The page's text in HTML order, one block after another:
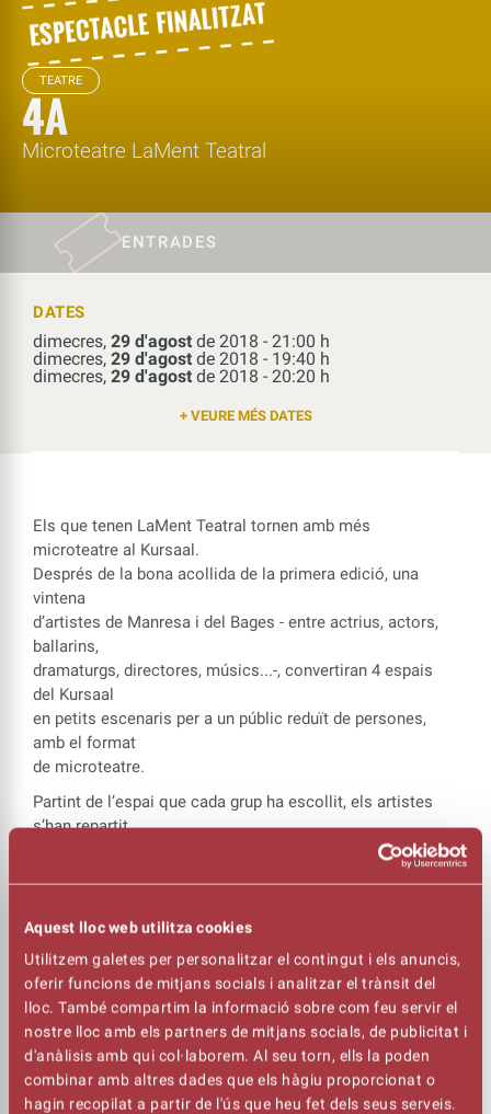
Aquest lloc web utilitza cookies
Utilitzem galetes per personalitzar el contingut i els anuncis,
oferir funcions de mitjans socials i analitzar el trànsit del
lloc. També compartim la informació sobre com feu servir el
nostre lloc amb els partners de mitjans socials, de publicitat i
d'anàlisis amb qui col·laborem. Al seu torn, ells la poden
combinar amb altres dades que els hàgiu proporcionat o
hagin recopilat a partir de l'ús que heu fet dels seus serveis.
TEATRE
4A
Microteatre LaMent Teatral
ENTRADES
DATES
dimecres, 29 d'agost de 2018 - 21:00 h
dimecres, 29 d'agost de 2018 - 19:40 h
dimecres, 29 d'agost de 2018 - 20:20 h
+ VEURE MÉS DATES
Els que tenen LaMent Teatral tornen amb més
microteatre al Kursaal.
Després de la bona acollida de la primera edició, una
vintena
d’artistes de Manresa i del Bages - entre actrius, actors,
ballarins,
dramaturgs, directores, músics...-, convertiran 4 espais
del Kursaal
en petits escenaris per a un públic reduït de persones,
amb el format
de microteatre.
Partint de l’espai que cada grup ha escollit, els artistes
s’han repartit
per crear 4 muntatges fets expressament per a l’ocasió, ja
petits grups
un cop d’ull
a la feina d’aquests professionals. Gent de casa que ha
preparat,
elaborat, treballat i assajat aquests bombonets escènics,
durant
els tres dies finals de Festa Major.